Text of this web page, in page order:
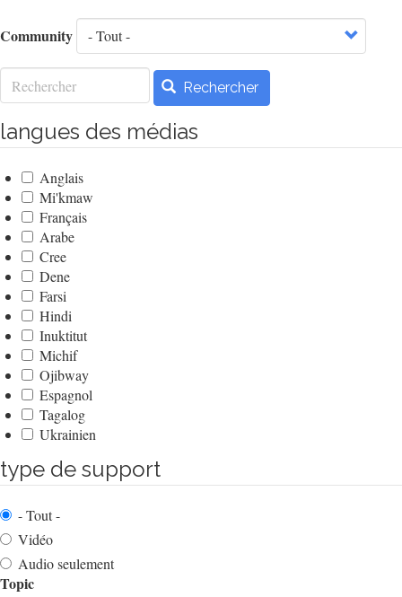
Community
Rechercher
Rechercher
langues des médias
Anglais
Mi'kmaw
Français
Arabe
Cree
Dene
Farsi
Hindi
Inuktitut
Michif
Ojibway
Espagnol
Tagalog
Ukrainien
type de support
- Tout -
Vidéo
Audio seulement
Topic